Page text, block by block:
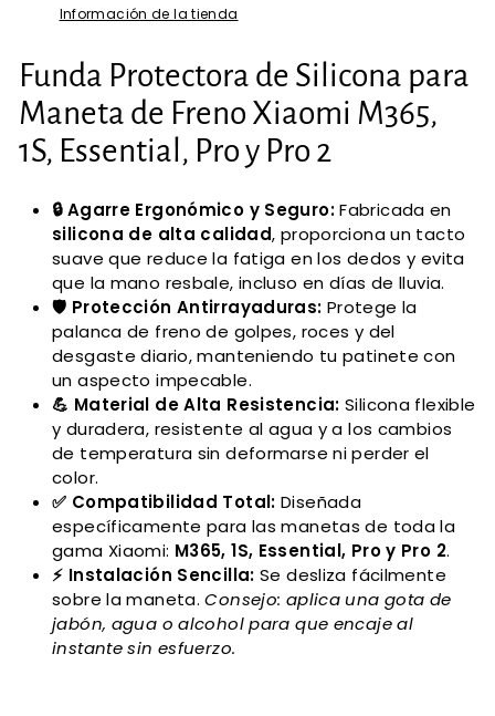
Información de la tienda
Funda Protectora de Silicona para
Maneta de Freno Xiaomi M365,
1S, Essential, Pro y Pro 2
🔒 Agarre Ergonómico y Seguro:Fabricada en
silicona de alta calidad, proporciona un tacto
suave que reduce la fatiga en los dedos y evita
que la mano resbale, incluso en días de lluvia.
🛡️ Protección Antirrayaduras: Protege la
palanca de freno de golpes, roces y del
desgaste diario, manteniendo tu patinete con
un aspecto impecable.
💪 Material de Alta Resistencia: Silicona flexible
y duradera, resistente al agua y a los cambios
de temperatura sin deformarse ni perder el
color.
✅ Compatibilidad Total: Diseñada
específicamente para las manetas de toda la
gama Xiaomi: M365, 1S, Essential, Pro y Pro 2.
⚡ Instalación Sencilla: Se desliza fácilmente
sobre la maneta.Consejo: aplica una gota de
jabón, agua o alcohol para que encaje al
instante sin esfuerzo.